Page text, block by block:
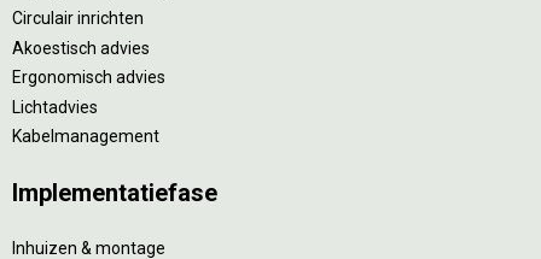
Circulair inrichten
Akoestisch advies
Ergonomisch advies
Lichtadvies
Kabelmanagement
Implementatiefase
Inhuizen & montage